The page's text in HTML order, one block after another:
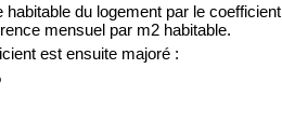
du logement par le coefficient
mensuel par m2 habitable.
est ensuite majoré :